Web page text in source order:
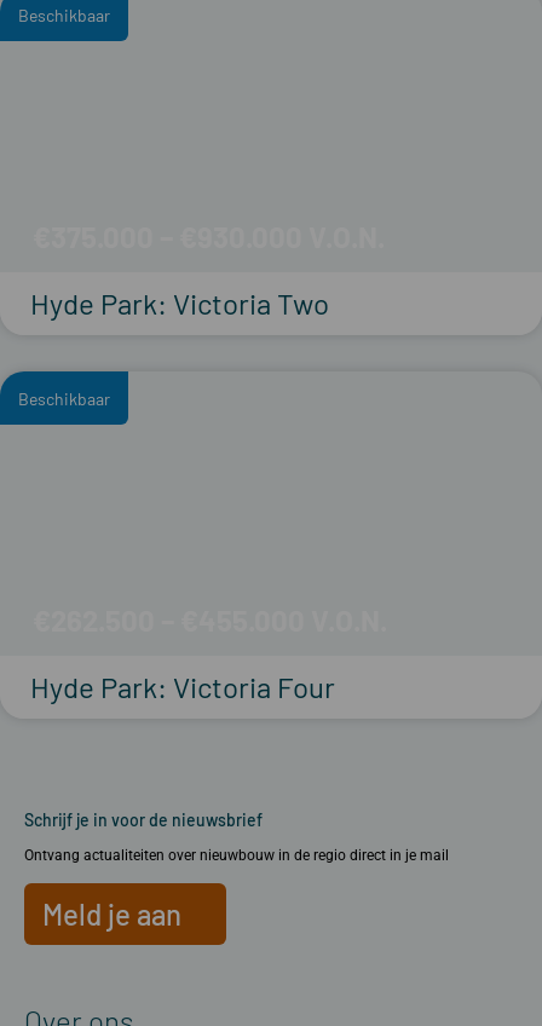
Beschikbaar
Hyde Park: Victoria Two
Beschikbaar
Hyde Park: Victoria Four
Schrijf je in voor de nieuwsbrief
Ontvang actualiteiten over nieuwbouw in de regio direct in je mail
Meld je aan